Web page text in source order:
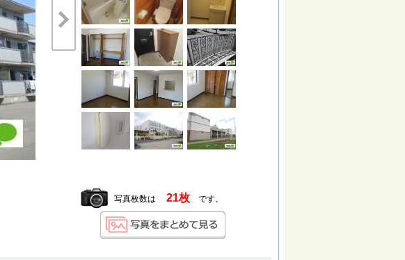
写真枚数は 21枚です。